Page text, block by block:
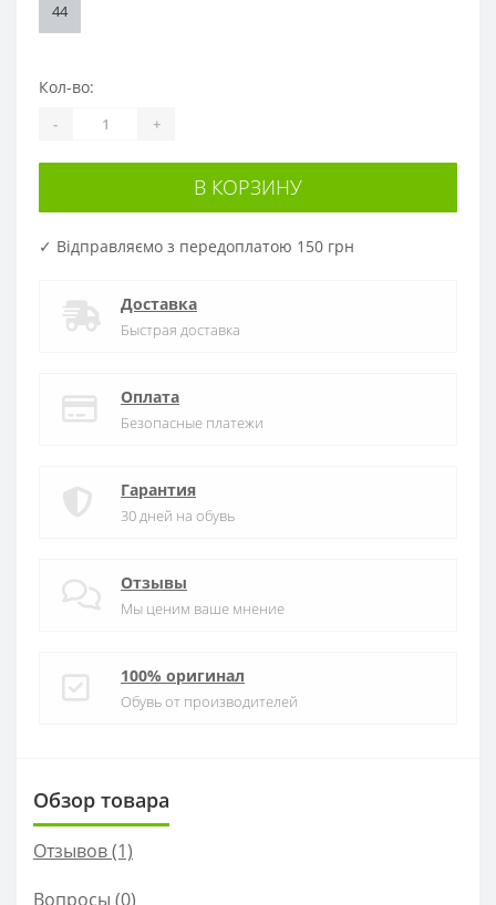
44
Кол-во:
- +
В КОРЗИНУ
✓ Відправляємо з передоплатою 150 грн
Доставка
Быстрая доставка
Оплата
Безопасные платежи
Гарантия
30 дней на обувь
Отзывы
Мы ценим ваше мнение
100% оригинал
Обувь от производителей
Обзор товара
Отзывов (1)
Вопросы (0)